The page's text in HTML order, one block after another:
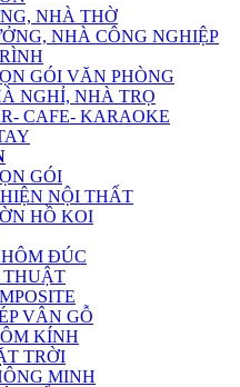
NHÀ THỜ
NHÀ CÔNG NGHIỆP
GÓI VĂN PHÒNG
NGHỈ, NHÀ TRỌ
CAFE- KARAOKE
GÓI
NỘI THẤT
HỒ KOI
ĐÚC
THUẬT
VÂN GỖ
KÍNH
TRỜI
MINH